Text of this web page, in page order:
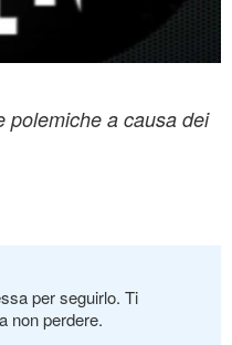
polemiche a causa dei
per seguirlo. Ti
non perdere.